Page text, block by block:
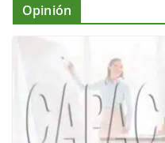
Opinión